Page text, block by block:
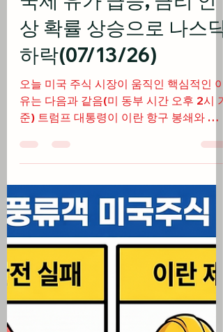
7월 13일
7분 분량
미국 주식
트럼프, 호르뮤즈 봉쇄와
국제 유가 급등, 금리 인
상 확률 상승으로 나스닥
하락(07/13/26)
유는 다음과 같음(미 동부 시간 오후 2시 기
준) 트럼프 대통령이 이란 항구 봉쇄와 호
르무즈 해협 20% 통행료 부과를 선언하며
지정학적 긴장 고조 및 유가 대거 폭등 연출
SK하이닉스의 한국 증시 사상 최대 폭락
여파가 뉴욕 증시로 전이되며 샌디스크, 마
AI 반도체에서 빠져나온 거대 자금이 인튜
이트, 세일즈포스 등 소프트웨어 섹터와 에